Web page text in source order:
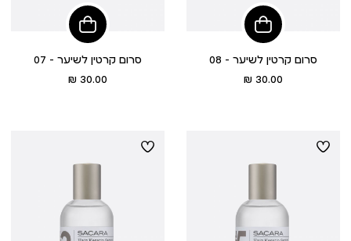
הוסיפי
לסל
סרום קרטין לשיער - 08
מחיר30.00 ₪
הוסיפי
לסל
סרום קרטין לשיער - 07
מחיר30.00 ₪